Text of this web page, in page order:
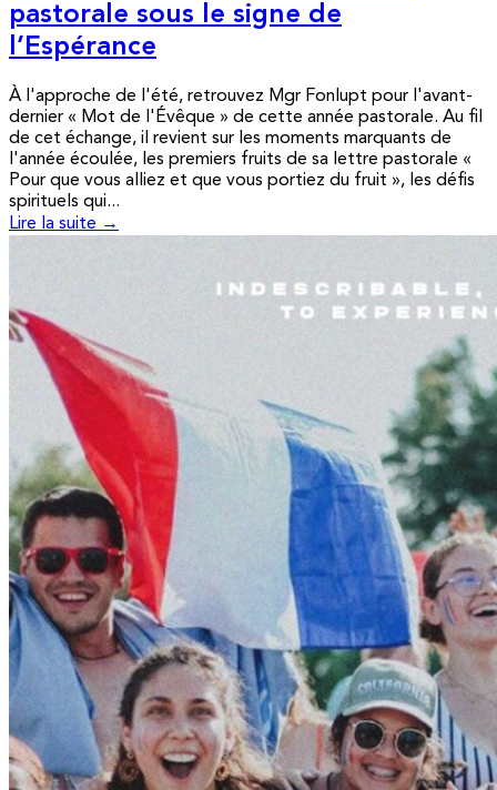
pastorale sous le signe de
l’Espérance
À l'approche de l'été, retrouvez Mgr Fonlupt pour l'avant-
dernier « Mot de l'Évêque » de cette année pastorale. Au fil
de cet échange, il revient sur les moments marquants de
l'année écoulée, les premiers fruits de sa lettre pastorale «
Pour que vous alliez et que vous portiez du fruit », les défis
spirituels qui...
Lire la suite →